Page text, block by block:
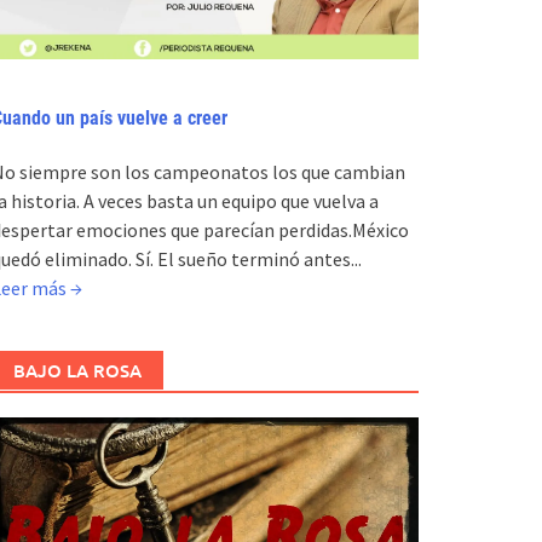
un país vuelve a creer
siempre son los campeonatos los que cambian
historia. A veces basta un equipo que vuelva a
emociones que parecían perdidas.México
eliminado. Sí. El sueño terminó antes...
más →
BAJO LA ROSA